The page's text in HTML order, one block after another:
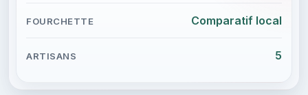
Comparatif local
5